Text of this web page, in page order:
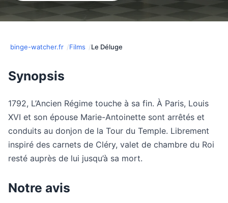
binge-watcher.fr Films Le Déluge
Synopsis
1792, L’Ancien Régime touche à sa fin. À Paris, Louis
XVI et son épouse Marie-Antoinette sont arrêtés et
conduits au donjon de la Tour du Temple. Librement
inspiré des carnets de Cléry, valet de chambre du Roi
resté auprès de lui jusqu’à sa mort.
Notre avis